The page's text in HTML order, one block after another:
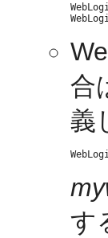
合
義
す